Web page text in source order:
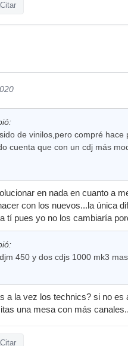
Citar
de vinilos,pero compré
cuenta que con un cdj más
en nada en cuanto a
con los nuevos...la única
tí pues yo no los cambiaría
450 y dos cdjs 1000 mk3
a la vez los technics? si no
una mesa con más
Citar